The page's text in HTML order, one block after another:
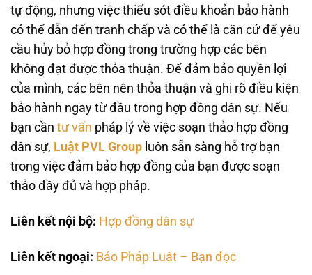
tự động, nhưng việc thiếu sót điều khoản bảo hành
có thể dẫn đến tranh chấp và có thể là căn cứ để yêu
cầu hủy bỏ hợp đồng trong trường hợp các bên
không đạt được thỏa thuận. Để đảm bảo quyền lợi
của mình, các bên nên thỏa thuận và ghi rõ điều kiện
bảo hành ngay từ đầu trong hợp đồng dân sự. Nếu
bạn cần tư vấn pháp lý về việc soạn thảo hợp đồng
dân sự, Luật PVL Group luôn sẵn sàng hỗ trợ bạn
trong việc đảm bảo hợp đồng của bạn được soạn
thảo đầy đủ và hợp pháp.
Liên kết nội bộ: Hợp đồng dân sự
Liên kết ngoại: Báo Pháp Luật – Bạn đọc